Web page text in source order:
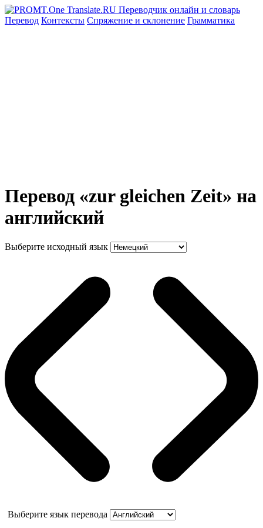
Перевод Контексты Спряжение и склонение Грамматика
Перевод «zur gleichen Zeit» на
английский
Выберите исходный язык
Выберите язык перевода